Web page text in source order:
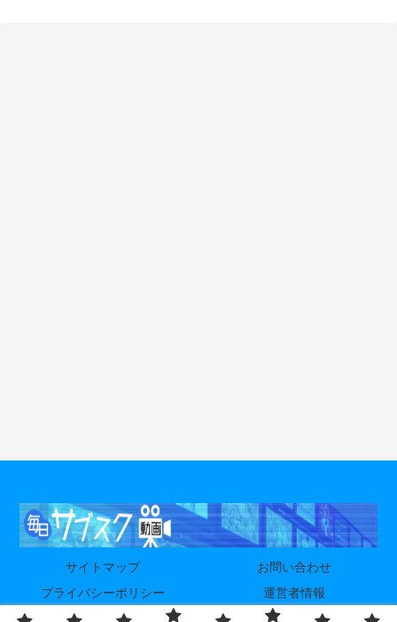
サイトマップ
お問い合わせ
プライバシーポリシー
運営者情報